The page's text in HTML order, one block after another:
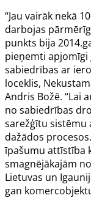
“Jau vairāk nekā
darbojas
punkts bija
pieņemti apjomīgi
sabiedrības ar
loceklis,
Andris Božē. “Lai
no sabiedrības
sarežģītu
dažādos
īpašumu attīstība
smagnējākajām
Lietuvas un
gan